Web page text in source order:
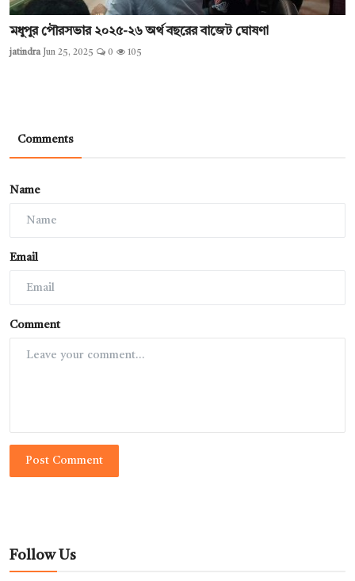
‎মধুপুর পৌরসভার ২০২৫-২৬ অর্থ বছরের বাজেট ঘোষণা
jatindra Jun 25, 2025 0 105
Comments
Name
Email
Comment
Post Comment
Follow Us